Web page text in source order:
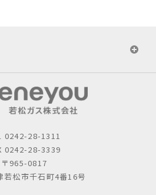
0242-28-1311
0242-28-3339
〒965-0817
若松市千石町4番16号